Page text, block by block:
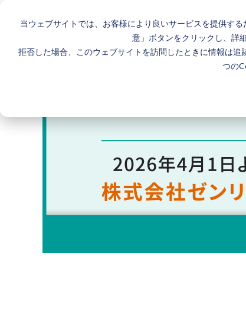
当ウェブサイトでは、お客様により良いサービスを提供す
意」ボタンをクリックし、詳
拒否した場合、このウェブサイトを訪問したときに情報は
つの